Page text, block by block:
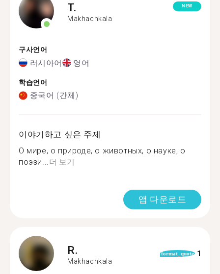
T.
Makhachkala
NEW
구사언어
러시아어 영어
학습언어
중국어 (간체)
이야기하고 싶은 주제
О мире, о природе, о животных, о науке, о
поэзи...더 보기
앱 다운로드
R.
Makhachkala
format_quote 1